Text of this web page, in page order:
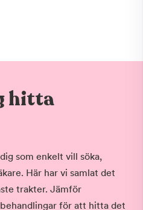
hitta
som enkelt vill söka,
Här har vi samlat det
trakter. Jämför
för att hitta det